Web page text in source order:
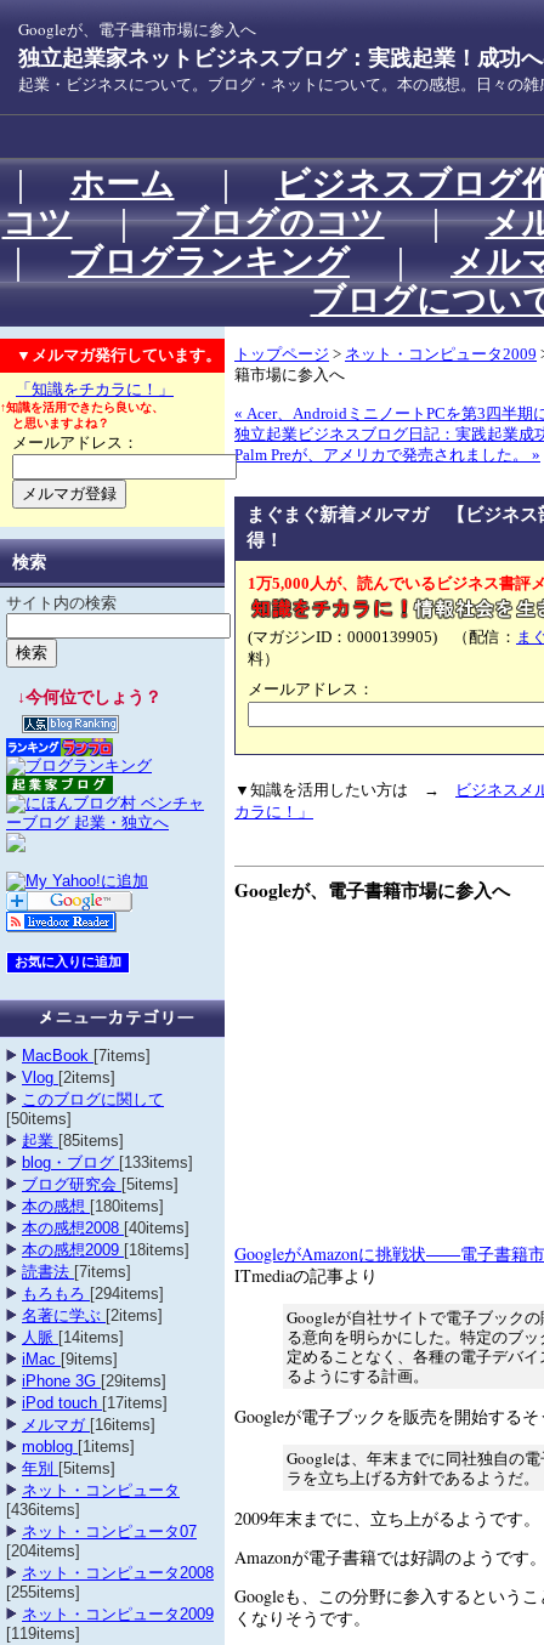
Googleが、電子書籍市場に参入へ
独立起業家ネットビジネスブログ：実践起業！成功
起業・ビジネスについて。ブログ・ネットについて。本の感想。日々の
ホーム
ビジネスブログ
コツ｜ブログのコツ｜メ
ブログランキング｜ メル
ブログについ
トップページ > ネット・コンピュータ2009
籍市場に参入へ
« Acer、AndroidミニノートPCを第3四半期
独立起業ビジネスブログ日記：実践起業成
Palm Preが、アメリカで発売されました。 »
まぐまぐ新着メルマガ 【ビジネ
得！
1万5,000人が、読んでいるビジネス書評
(マガジンID：0000139905) （配信： ま
料）
メールアドレス：
▼知識を活用したい方は →
ビジネスメ
カラに！」
Googleが、電子書籍市場に参入へ
GoogleがAmazonに挑戦状――電子書籍
ITmediaの記事より
Googleが自社サイトで電子ブック
る意向を明らかにした。特定のブ
定めることなく、各種の電子デバ
るようにする計画。
Googleが電子ブックを販売を開始する
Googleは、年末までに同社独自の
ラを立ち上げる方針であるようだ。
2009年末までに、立ち上がるようです。
Amazonが電子書籍では好調のようです
Googleも、この分野に参入するという
くなりそうです。
▼メルマガ発行しています。
「知識をチカラに！」
↑知識を活用できたら良いな、
と思いますよね？
メールアドレス：
検索
サイト内の検索
↓今何位でしょう？
MacBook [7items]
Vlog [2items]
このブログに関して
[50items]
起業 [85items]
blog・ブログ [133items]
ブログ研究会 [5items]
本の感想 [180items]
本の感想2008 [40items]
本の感想2009 [18items]
読書法 [7items]
もろもろ [294items]
名著に学ぶ [2items]
人脈 [14items]
iMac [9items]
iPhone 3G [29items]
iPod touch [17items]
メルマガ [16items]
moblog [1items]
年別 [5items]
ネット・コンピュータ
[436items]
ネット・コンピュータ07
[204items]
ネット・コンピュータ2008
[255items]
ネット・コンピュータ2009
[119items]